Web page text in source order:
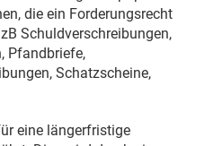
die ein Forderungsrecht
Schuldverschreibungen,
Pfandbriefe,
Schatzscheine,
eine längerfristige